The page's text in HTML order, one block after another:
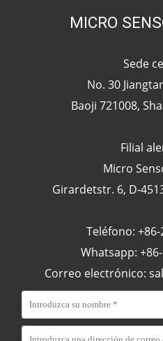
MICRO
Sede
No. 30
Baoji 721008,
Filial
Micro
Girardetstr. 6, D-
Teléfono:
Whatsapp:
Correo electrónico: